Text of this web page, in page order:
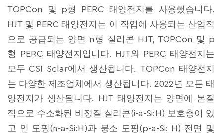
TOPCon 및 p형 PERC 태양전지를 사용했습니다.
HJT 및 PERC 태양전지는 이 작업에 사용되는 산업적
으로 공급되는 양면 n형 실리콘 HJT, TOPCon 및 p
형 PERC 태양전지입니다. HJT와 PERC 태양전지는
모두 CSI Solar에서 생산됩니다. TOPCon 태양전지
는 다양한 제조업체에서 생산됩니다. 2022년 모든 태
양전지가 생산됩니다. HJT 태양전지는 양면에 본질
적으로 수소화된 비정질 실리콘(i-a-Si:H) 보호층이 있
고 인 도핑(n-a-Si:H)과 붕소 도핑(p-a-Si: H) 전면 및